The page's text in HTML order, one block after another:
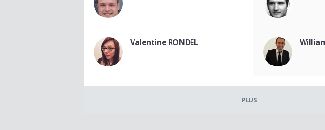
Valentine RONDEL
PLUS